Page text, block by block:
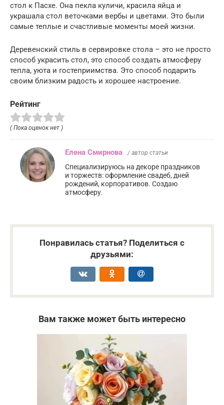
стол к Пасхе. Она пекла куличи, красила яйца и
украшала стол веточками вербы и цветами. Это были
самые теплые и счастливые моменты моей жизни.
Деревенский стиль в сервировке стола – это не просто
способ украсить стол, это способ создать атмосферу
тепла, уюта и гостеприимства. Это способ подарить
своим близким радость и хорошее настроение.
Рейтинг
( Пока оценок нет )
Елена Смирнова / автор статьи
Специализируюсь на декоре праздников
и торжеств: оформление свадеб, дней
рождений, корпоративов. Создаю
атмосферу.
Понравилась статья? Поделиться с
друзьями:
Вам также может быть интересно